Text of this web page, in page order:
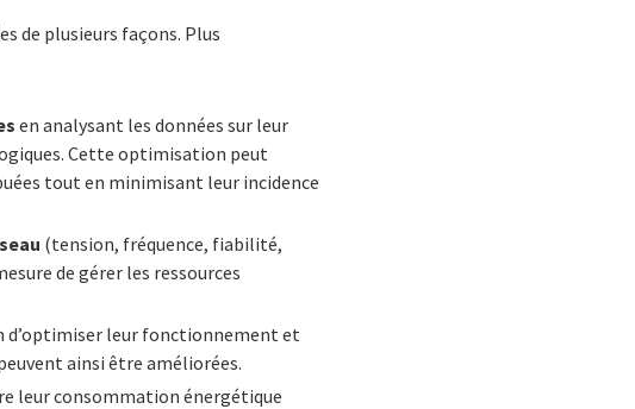
de plusieurs façons. Plus
en analysant les données sur leur
Cette optimisation peut
tout en minimisant leur incidence
(tension, fréquence, fiabilité,
de gérer les ressources
d’optimiser leur fonctionnement et
ainsi être améliorées.
leur consommation énergétique